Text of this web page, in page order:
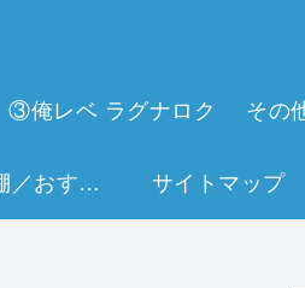
③俺レベ ラグナロク その
家族の本棚／おすすめミュージアム サイトマップ